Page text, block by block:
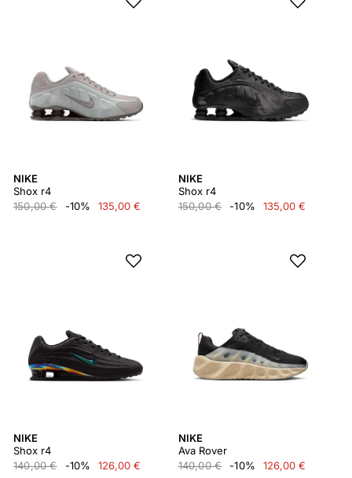
NIKE
Shox r4
150,00 €
-10% 135,00 €
NIKE
Shox r4
150,00 €
-10% 135,00 €
NIKE
Shox r4
140,00 €
-10% 126,00 €
NIKE
Ava Rover
140,00 €
-10% 126,00 €